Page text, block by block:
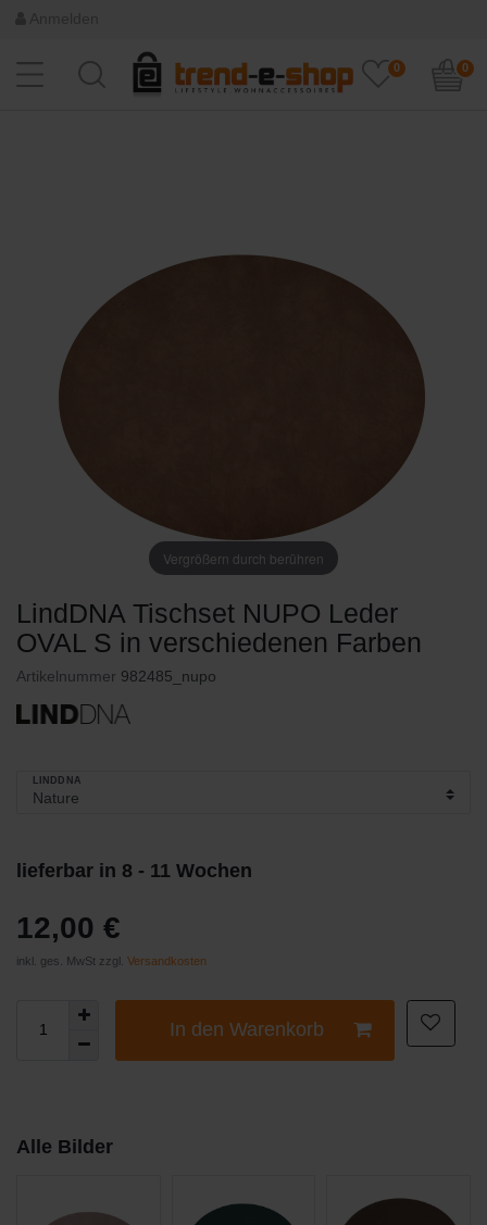
0 0
Vergrößern durch berühren
LindDNA Tischset NUPO Leder
OVAL S in verschiedenen Farben
Artikelnummer 982485_nupo
LINDDNA
lieferbar in 8 - 11 Wochen
12,00 €
inkl. ges. MwSt zzgl. Versandkosten
In den Warenkorb
Alle Bilder